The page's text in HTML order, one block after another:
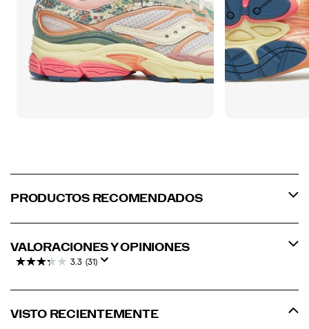
PRODUCTOS RECOMENDADOS
VALORACIONES Y OPINIONES
3.3 (31)
VISTO RECIENTEMENTE